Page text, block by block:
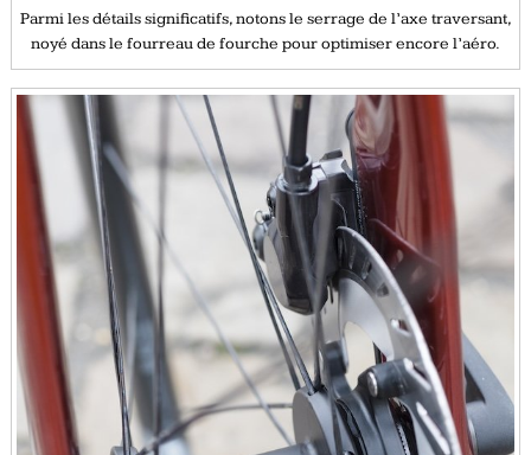
Parmi les détails significatifs, notons le serrage de l’axe traversant,
noyé dans le fourreau de fourche pour optimiser encore l’aéro.